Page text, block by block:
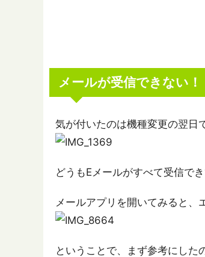
メールが受信できない！
気が付いたのは機種変更の翌日
どうもEメールがすべて受信で
メールアプリを開いてみると、
ということで、まず参考にした